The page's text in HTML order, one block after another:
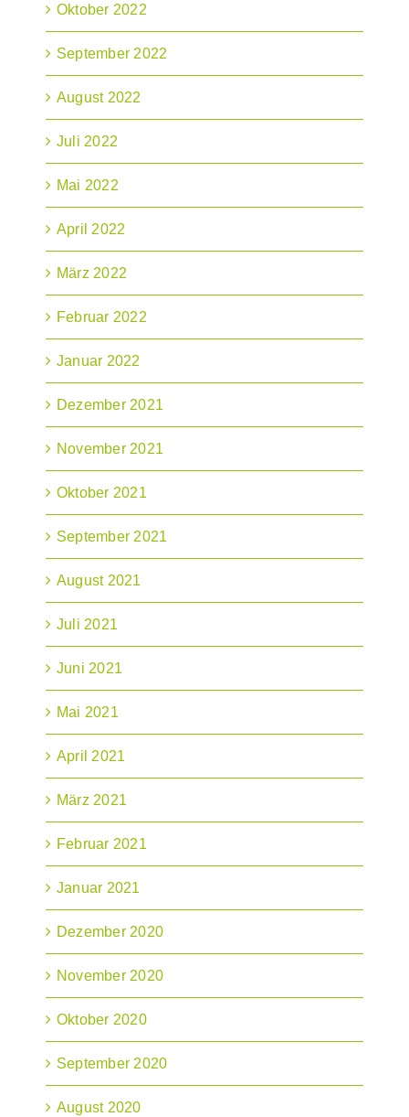
Oktober 2022
September 2022
August 2022
Juli 2022
Mai 2022
April 2022
März 2022
Februar 2022
Januar 2022
Dezember 2021
November 2021
Oktober 2021
September 2021
August 2021
Juli 2021
Juni 2021
Mai 2021
April 2021
März 2021
Februar 2021
Januar 2021
Dezember 2020
November 2020
Oktober 2020
September 2020
August 2020